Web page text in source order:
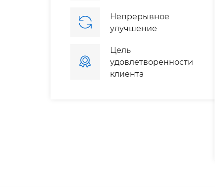
Непрерывное
улучшение
Цель
удовлетворенности
клиента